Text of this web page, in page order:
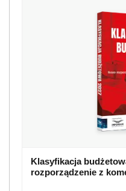
Klasyfikacja
rozporządzenie z